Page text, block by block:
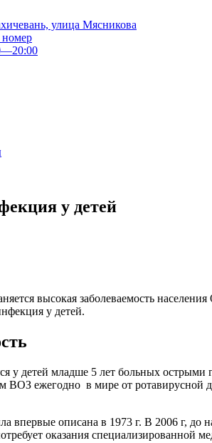
улица Мясникова
номер
у детей
высокая заболеваемость
у детей.
у детей младше 5 лет больных острыми
ВОЗ ежегодно в мире от ротавирусной
впервые описана в 1973 г. В 2006 г, до
оказания специализированной